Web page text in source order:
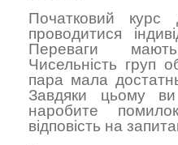
Початковий курс
проводитися
Переваги
Чисельність груп
пара мала
Завдяки цьому
наробите
відповість на